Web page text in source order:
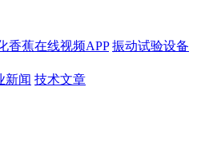
香蕉在线视频APP 振动试验设备
新闻 技术文章